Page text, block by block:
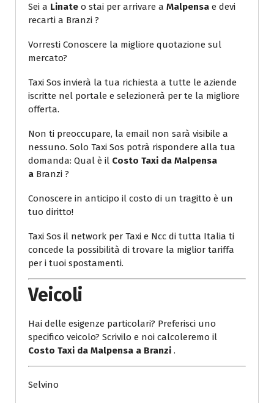
Sei a Linate o stai per arrivare a Malpensa e devi
recarti a Branzi ?
Vorresti Conoscere la migliore quotazione sul
mercato?
Taxi Sos invierà la tua richiesta a tutte le aziende
iscritte nel portale e selezionerà per te la migliore
offerta.
Non ti preoccupare, la email non sarà visibile a
nessuno. Solo Taxi Sos potrà rispondere alla tua
domanda: Qual è il Costo Taxi da Malpensa
a Branzi ?
Conoscere in anticipo il costo di un tragitto è un
tuo diritto!
Taxi Sos il network per Taxi e Ncc di tutta Italia ti
concede la possibilità di trovare la miglior tariffa
per i tuoi spostamenti.
Veicoli
Hai delle esigenze particolari? Preferisci uno
specifico veicolo? Scrivilo e noi calcoleremo il
Costo Taxi da Malpensa a Branzi .
Selvino